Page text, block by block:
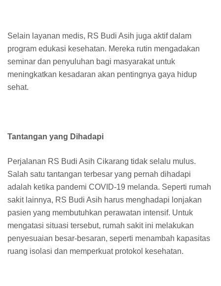
Selain layanan medis, RS Budi Asih juga aktif dalam
program edukasi kesehatan. Mereka rutin mengadakan
seminar dan penyuluhan bagi masyarakat untuk
meningkatkan kesadaran akan pentingnya gaya hidup
sehat.
Tantangan yang Dihadapi
Perjalanan RS Budi Asih Cikarang tidak selalu mulus.
Salah satu tantangan terbesar yang pernah dihadapi
adalah ketika pandemi COVID-19 melanda. Seperti rumah
sakit lainnya, RS Budi Asih harus menghadapi lonjakan
pasien yang membutuhkan perawatan intensif. Untuk
mengatasi situasi tersebut, rumah sakit ini melakukan
penyesuaian besar-besaran, seperti menambah kapasitas
ruang isolasi dan memperkuat protokol kesehatan.